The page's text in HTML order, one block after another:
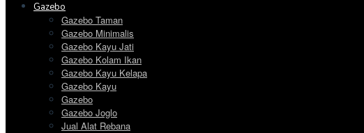
Gazebo
Gazebo Taman
Gazebo Minimalis
Gazebo Kayu Jati
Gazebo Kolam Ikan
Gazebo Kayu Kelapa
Gazebo Kayu
Gazebo
Gazebo Joglo
Jual Alat Rebana